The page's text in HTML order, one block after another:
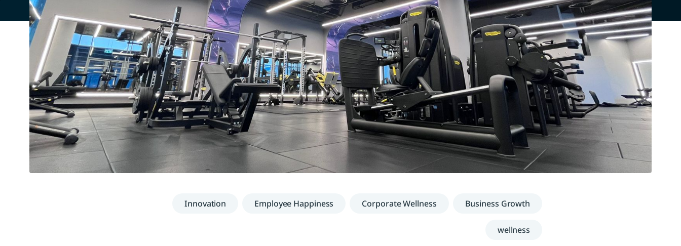
Business Growth
Corporate Wellness
Employee Happiness
Innovation
wellness